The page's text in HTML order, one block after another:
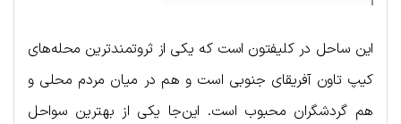
این ساحل در کلیفتون است که یکی از ثروتمندترین محله‌های
کیپ تاون آفریقای جنوبی است و هم در میان مردم محلی و
هم گردشگران محبوب است. این‌جا یکی از بهترین سواحل